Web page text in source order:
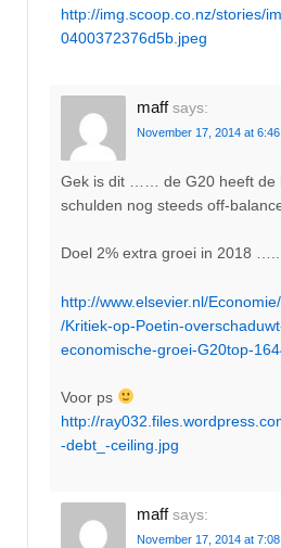
http://img.scoop.co.nz/stories/
0400372376d5b.jpeg
maff says:
November 17, 2014 at
Gek is dit …… de G20 heeft de
schulden nog steeds off-
Doel 2% extra groei in 2018 …..
http://www.elsevier.nl/
/Kritiek-op-Poetin-
economische-groei-G20top-
Voor ps
http://
-debt_-ceiling.jpg
maff says:
November 17, 2014 at